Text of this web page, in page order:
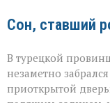
Сон, ставший
В турецкой
незаметно
приоткрытой